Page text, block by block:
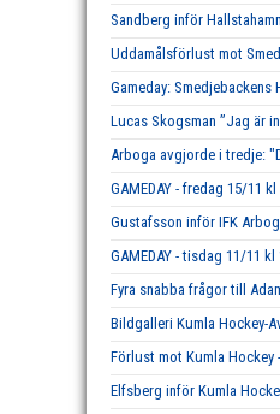
Sandberg inför
Uddamålsförlust mot
Gameday: Smedjebackens
Lucas Skogsman ”Jag är
Arboga avgjorde i tredje:
GAMEDAY - fredag 15/11
Gustafsson inför IFK
GAMEDAY - tisdag 11/11
Fyra snabba frågor till
Bildgalleri Kumla Hockey-
Förlust mot Kumla
Elfsberg inför Kumla